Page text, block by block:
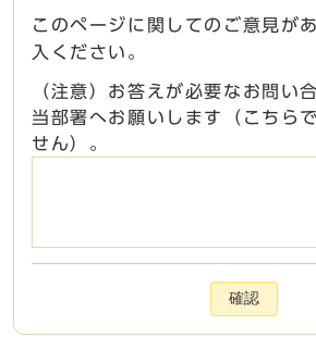
このページに関してのご意見が
入ください。
（注意）お答えが必要なお問い
当部署へお願いします（こちら
せん）。
確認